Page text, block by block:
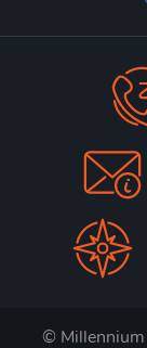
©